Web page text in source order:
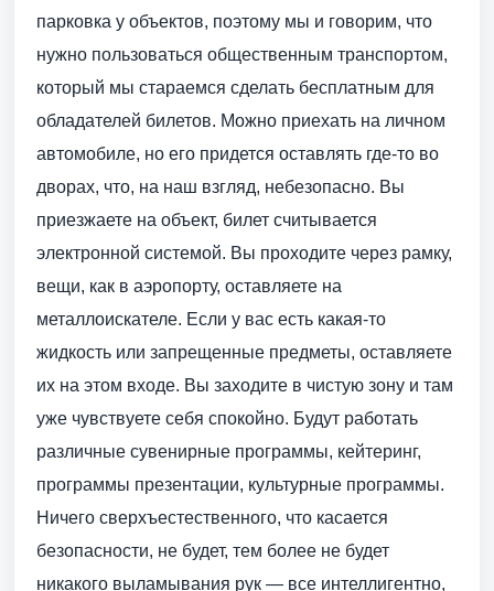
парковка у объектов, поэтому мы и говорим, что
нужно пользоваться общественным транспортом,
который мы стараемся сделать бесплатным для
обладателей билетов. Можно приехать на личном
автомобиле, но его придется оставлять где-то во
дворах, что, на наш взгляд, небезопасно. Вы
приезжаете на объект, билет считывается
электронной системой. Вы проходите через рамку,
вещи, как в аэропорту, оставляете на
металлоискателе. Если у вас есть какая-то
жидкость или запрещенные предметы, оставляете
их на этом входе. Вы заходите в чистую зону и там
уже чувствуете себя спокойно. Будут работать
различные сувенирные программы, кейтеринг,
программы презентации, культурные программы.
Ничего сверхъестественного, что касается
безопасности, не будет, тем более не будет
никакого выламывания рук — все интеллигентно,